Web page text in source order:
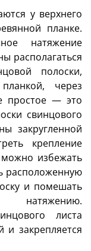
у верхнего
планке.
натяжение
располагаться
полоски,
через
простое — это
свинцового
закругленной
крепление
избежать
расположенную
и помешать
натяжению.
листа
и закрепляется